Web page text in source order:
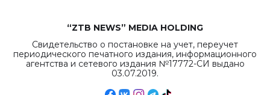
“ZTB NEWS” MEDIA HOLDING
Свидетельство о постановке на учет, переучет
периодического печатного издания, информационного
агентства и сетевого издания №17772-СИ выдано
03.07.2019.